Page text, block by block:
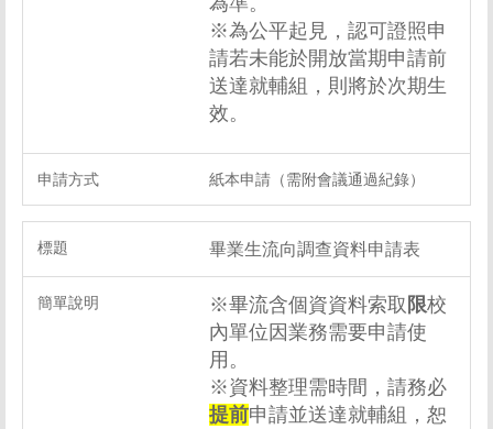
※為公平起見，認可證照申
請若未能於開放當期申請前
送達就輔組，則將於次期生
效。
紙本申請（需附會議通過紀錄）
畢業生流向調查資料申請表
※畢流含個資資料索取 限校
內單位因業務需要申請使
用。
※資料整理需時間，請務必
提前申請並送達就輔組，恕